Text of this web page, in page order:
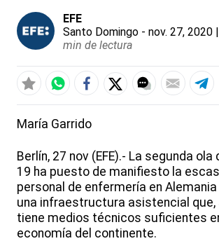
EFE
Santo Domingo - nov. 27, 2020
min de lectura
María Garrido
Berlín, 27 nov (EFE).- La segunda ola
19 ha puesto de manifiesto la
personal de enfermería en
una infraestructura asistencial que,
tiene medios técnicos suficientes
economía del continente.